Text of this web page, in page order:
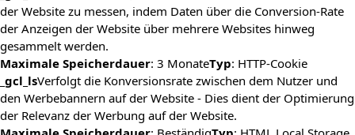
der Website zu messen, indem Daten über die Conversion-Rate
der Anzeigen der Website über mehrere Websites hinweg
gesammelt werden.
Maximale Speicherdauer: 3 MonateTyp: HTTP-Cookie
_gcl_lsVerfolgt die Konversionsrate zwischen dem Nutzer und
den Werbebannern auf der Website - Dies dient der Optimierung
der Relevanz der Werbung auf der Website.